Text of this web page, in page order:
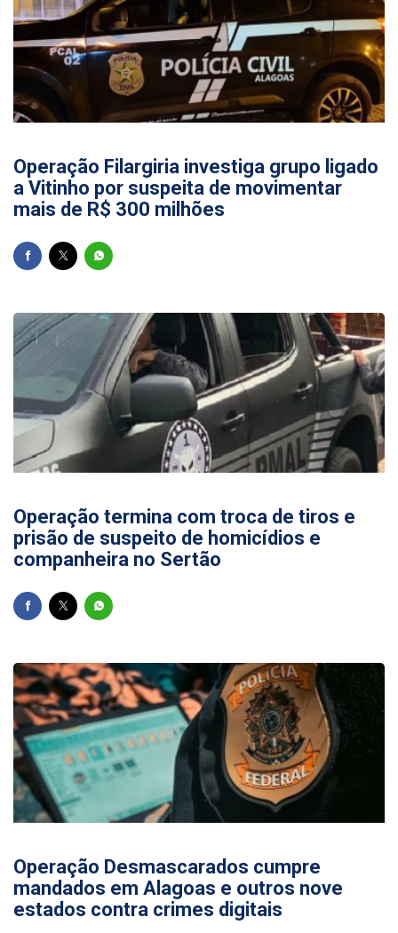
Operação Filargiria investiga grupo ligado
a Vitinho por suspeita de movimentar
mais de R$ 300 milhões
Operação termina com troca de tiros e
prisão de suspeito de homicídios e
companheira no Sertão
Operação Desmascarados cumpre
mandados em Alagoas e outros nove
estados contra crimes digitais